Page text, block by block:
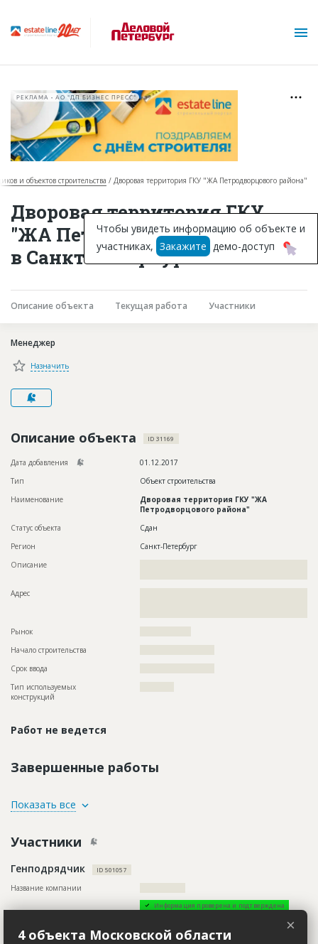
Горячие объекты
База строящихся объектов
Глоссарий
Платные услуги
Правила работы
Контакты
Личный кабинет
РЕКЛАМА • АО "ДП БИЗНЕС ПРЕСС"
и объектов строительства Дворовая территория ГКУ "ЖА Петродворцового района"
Дворовая территория ГКУ
"ЖА Петродворцового района"
в Санкт-Петербурге
Описание объекта Текущая работа Участники
Описание объекта ID 31169
Дата добавления
01.12.2017
Тип
Объект строительства
Наименование
Дворовая территория ГКУ "ЖА
Петродворцового района"
Статус объекта
Сдан
Регион
Санкт-Петербург
Описание
Адрес
Рынок
Начало строительства
Срок ввода
Тип используемых
конструкций
Работ не ведется
Завершенные работы
ID
Дата обновления
Описание
Нулевой цикл
???????????????????????????????????????????????
???????????????????????????????????????????????
Показать все
Участники
Генподрядчик ID 501057
Название компании
Информация проверена и подтверждена
??????????????????????????????????????????????????????????
??????????????????????????????????????????????????????????
Менеджер
Назначить
Чтобы увидеть информацию об объекте и
участниках, Закажите демо-доступ
×
4 объекта Московской области